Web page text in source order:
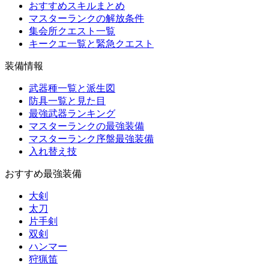
おすすめスキルまとめ
マスターランクの解放条件
集会所クエスト一覧
キークエ一覧と緊急クエスト
装備情報
武器種一覧と派生図
防具一覧と見た目
最強武器ランキング
マスターランクの最強装備
マスターランク序盤最強装備
入れ替え技
おすすめ最強装備
大剣
太刀
片手剣
双剣
ハンマー
狩猟笛